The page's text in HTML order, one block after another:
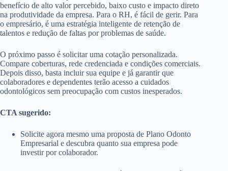
benefício de alto valor percebido, baixo custo e impacto direto
na produtividade da empresa. Para o RH, é fácil de gerir. Para
o empresário, é uma estratégia inteligente de retenção de
talentos e redução de faltas por problemas de saúde.
O próximo passo é solicitar uma cotação personalizada.
Compare coberturas, rede credenciada e condições comerciais.
Depois disso, basta incluir sua equipe e já garantir que
colaboradores e dependentes terão acesso a cuidados
odontológicos sem preocupação com custos inesperados.
CTA sugerido:
Solicite agora mesmo uma proposta de Plano Odonto
Empresarial e descubra quanto sua empresa pode
investir por colaborador.